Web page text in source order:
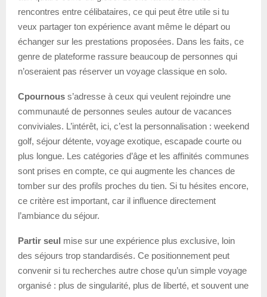
rencontres entre célibataires, ce qui peut être utile si tu
veux partager ton expérience avant même le départ ou
échanger sur les prestations proposées. Dans les faits, ce
genre de plateforme rassure beaucoup de personnes qui
n’oseraient pas réserver un voyage classique en solo.
Cpournous s’adresse à ceux qui veulent rejoindre une
communauté de personnes seules autour de vacances
conviviales. L’intérêt, ici, c’est la personnalisation : weekend
golf, séjour détente, voyage exotique, escapade courte ou
plus longue. Les catégories d’âge et les affinités communes
sont prises en compte, ce qui augmente les chances de
tomber sur des profils proches du tien. Si tu hésites encore,
ce critère est important, car il influence directement
l’ambiance du séjour.
Partir seul mise sur une expérience plus exclusive, loin
des séjours trop standardisés. Ce positionnement peut
convenir si tu recherches autre chose qu’un simple voyage
organisé : plus de singularité, plus de liberté, et souvent une